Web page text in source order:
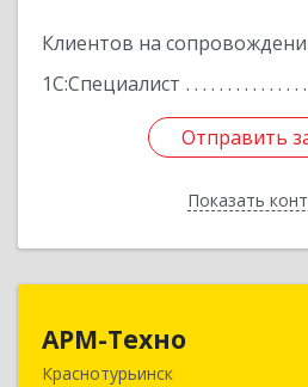
Клиентов на
1С:Специалист
Отправить
Показать
Отправить
Назад
АРМ-Техно
Краснотурьинск
624447, Свердловская